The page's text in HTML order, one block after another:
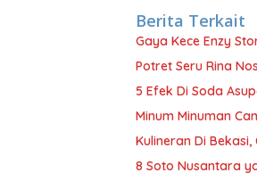
Berita Terkait
Gaya Kece Enzy
Potret Seru Rina
5 Efek Di Soda
Minum Minuman
Kulineran Di
8 Soto Nusantara